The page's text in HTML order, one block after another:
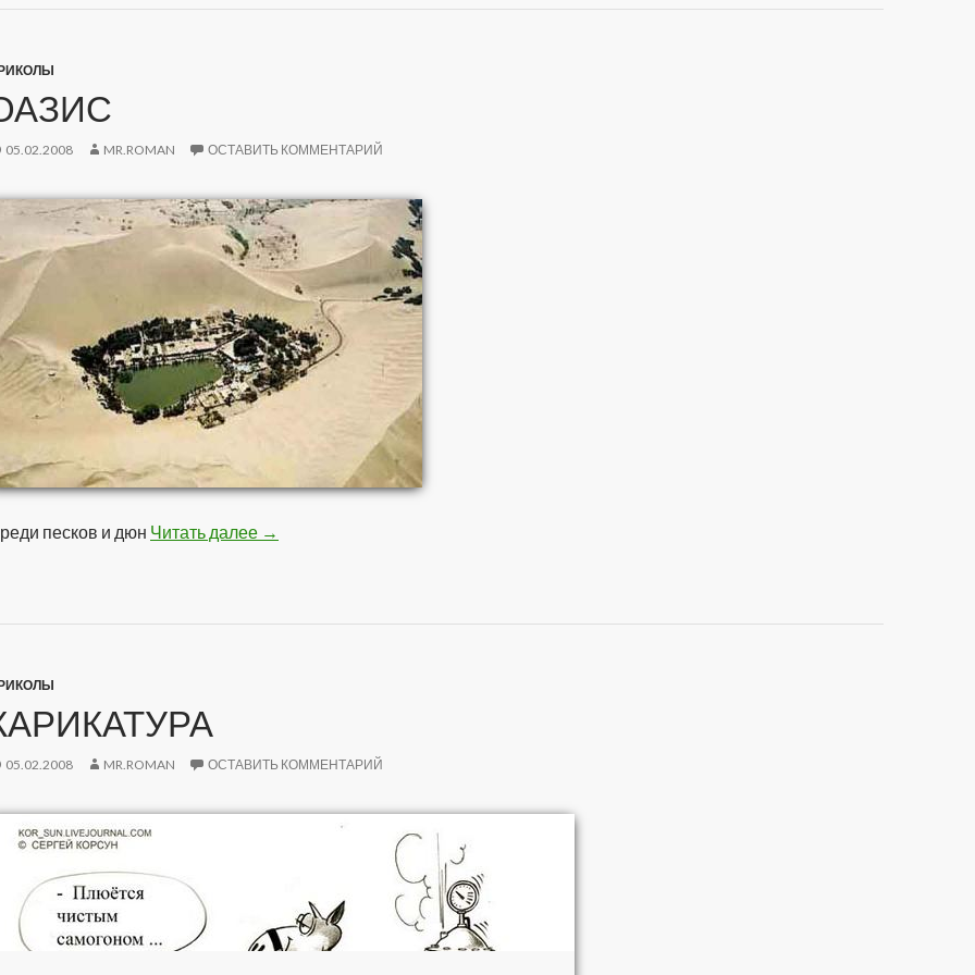
05.02.2008 MR.ROMAN ОСТАВИТЬ КОММЕНТАРИЙ
песков и дюн Читать далее Оазис
→
05.02.2008 MR.ROMAN ОСТАВИТЬ КОММЕНТАРИЙ